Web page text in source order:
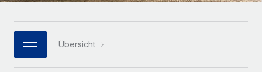
MCP
Integrationen
PARTNER WERDEN
Flexible Einbettung von Global-HR-Funktionen in deine
Bibliothek für Stellenbeschreibungen
Webinare
한국어 Übersicht